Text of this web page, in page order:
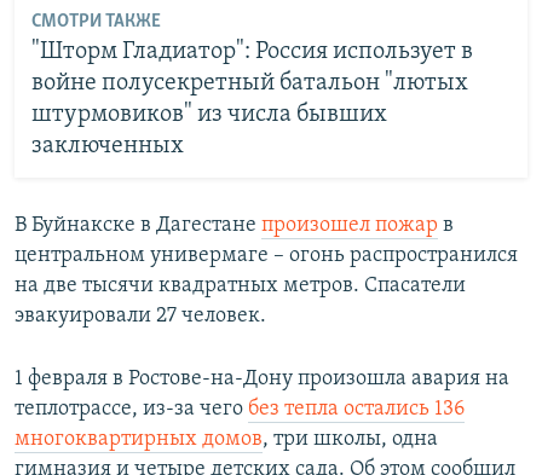
СМОТРИ ТАКЖЕ
"Шторм Гладиатор": Россия использует в
войне полусекретный батальон "лютых
штурмовиков" из числа бывших
заключенных
В Буйнакске в Дагестане произошел пожар в
центральном универмаге – огонь распространился
на две тысячи квадратных метров. Спасатели
эвакуировали 27 человек.
1 февраля в Ростове-на-Дону произошла авария на
теплотрассе, из-за чего без тепла остались 136
многоквартирных домов, три школы, одна
гимназия и четыре детских сада. Об этом сообщил